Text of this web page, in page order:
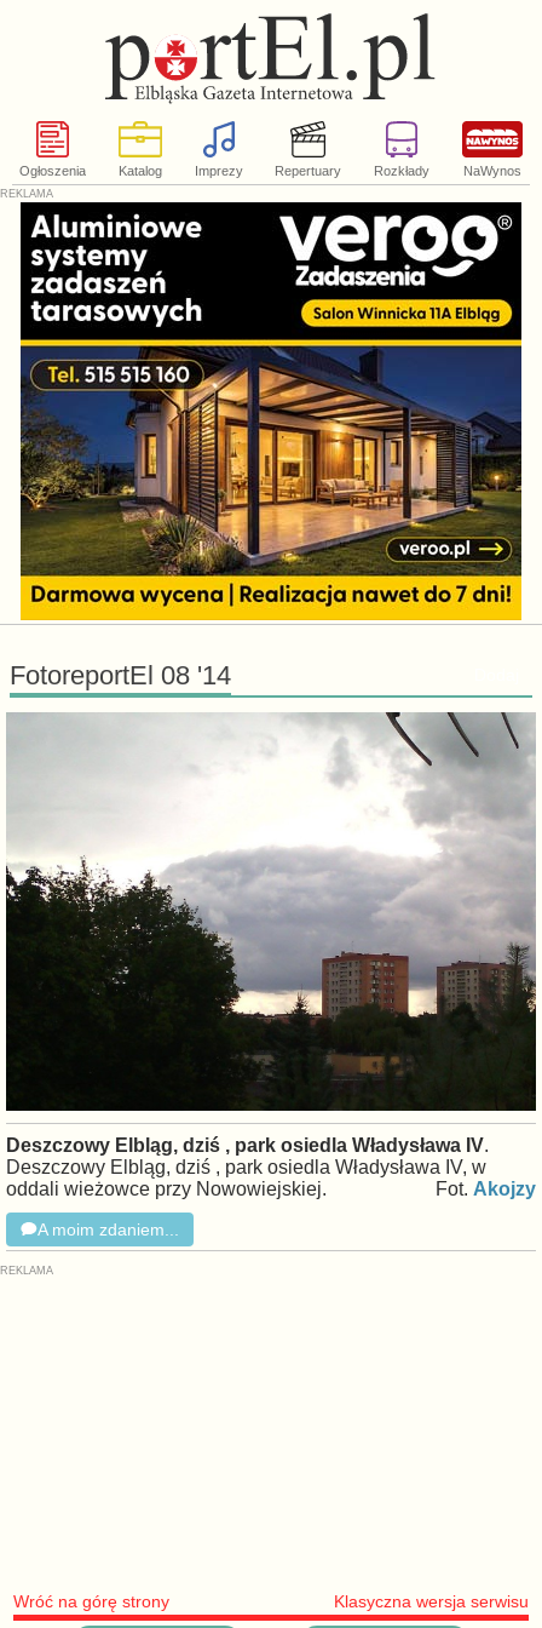
Ogłoszenia Katalog Imprezy Repertuary Rozkłady NaWynos
FotoreportEl 08 '14
Deszczowy Elbląg, dziś , park osiedla Władysława IV.
Deszczowy Elbląg, dziś , park osiedla Władysława IV, w
oddali wieżowce przy Nowowiejskiej.
Fot. Akojzy
A moim zdaniem...
Wróć na górę strony Klasyczna wersja serwisu